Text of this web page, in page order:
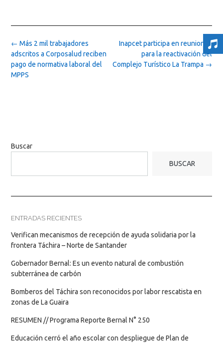
Post
navigation
Inapcet participa en reuniones
para la reactivación del
Complejo Turístico La Trampa →
← Más 2 mil trabajadores
adscritos a Corposalud reciben
pago de normativa laboral del
MPPS
Buscar
BUSCAR
ENTRADAS RECIENTES
Verifican mecanismos de recepción de ayuda solidaria por la
frontera Táchira – Norte de Santander
Gobernador Bernal: Es un evento natural de combustión
subterránea de carbón
Bomberos del Táchira son reconocidos por labor rescatista en
zonas de La Guaira
RESUMEN // Programa Reporte Bernal N° 250
Educación cerró el año escolar con despliegue de Plan de